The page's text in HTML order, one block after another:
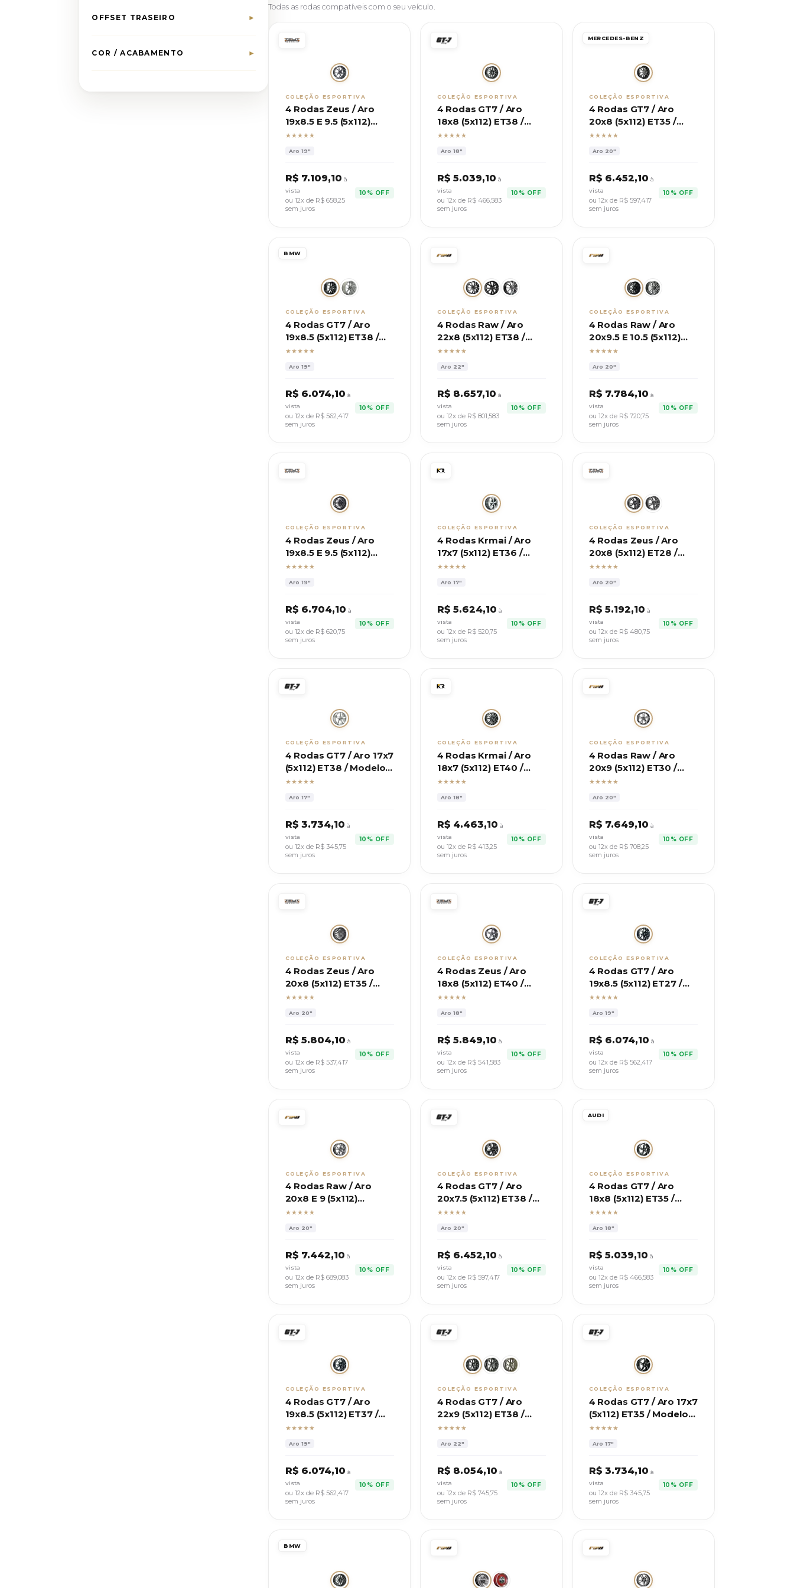
OFFSET TRASEIRO ►
COR / ACABAMENTO ►
Todas as rodas compatíveis com o seu veículo.
COLEÇÃO ESPORTIVA
4 Rodas Zeus / Aro
19x8.5 E 9.5 (5x112)
ET30/40 / Modelo BBS
★★★★★
Aro 19"
R$ 7.109,10 à
vista
ou 12x de R$ 658,25
sem juros
10% OFF
COLEÇÃO ESPORTIVA
4 Rodas GT7 / Aro
18x8 (5x112) ET38 /
Mod. Esportivas BMW
★★★★★
Aro 18"
R$ 5.039,10 à
vista
ou 12x de R$ 466,583
sem juros
10% OFF
MERCEDES-BENZ
COLEÇÃO ESPORTIVA
4 Rodas GT7 / Aro
20x8 (5x112) ET35 /
Mod. Mercedes AMG
★★★★★
Aro 20"
R$ 6.452,10 à
vista
ou 12x de R$ 597,417
sem juros
10% OFF
BMW
COLEÇÃO ESPORTIVA
4 Rodas GT7 / Aro
19x8.5 (5x112) ET38 /
Modelo BMW M2 CS
★★★★★
Aro 19"
R$ 6.074,10 à
vista
ou 12x de R$ 562,417
sem juros
10% OFF
COLEÇÃO ESPORTIVA
4 Rodas Raw / Aro
22x8 (5x112) ET38 /
Modelo Tiguan
★★★★★
Aro 22"
R$ 8.657,10 à
vista
ou 12x de R$ 801,583
sem juros
10% OFF
COLEÇÃO ESPORTIVA
4 Rodas Raw / Aro
20x9.5 E 10.5 (5x112)
ET37/40 / Modelo B45
★★★★★
Aro 20"
R$ 7.784,10 à
vista
ou 12x de R$ 720,75
sem juros
10% OFF
COLEÇÃO ESPORTIVA
4 Rodas Zeus / Aro
19x8.5 E 9.5 (5x112)
ET40 / Mod. Mercedes
★★★★★
Aro 19"
R$ 6.704,10 à
vista
ou 12x de R$ 620,75
sem juros
10% OFF
COLEÇÃO ESPORTIVA
4 Rodas Krmai / Aro
17x7 (5x112) ET36 /
Mod. E90 Ridler 645
★★★★★
Aro 17"
R$ 5.624,10 à
vista
ou 12x de R$ 520,75
sem juros
10% OFF
COLEÇÃO ESPORTIVA
4 Rodas Zeus / Aro
20x8 (5x112) ET28 /
Modelo ZWBX6 BMW
★★★★★
Aro 20"
R$ 5.192,10 à
vista
ou 12x de R$ 480,75
sem juros
10% OFF
COLEÇÃO ESPORTIVA
4 Rodas GT7 / Aro 17x7
(5x112) ET38 / Modelo
C-spec 2
★★★★★
Aro 17"
R$ 3.734,10 à
vista
ou 12x de R$ 345,75
sem juros
10% OFF
COLEÇÃO ESPORTIVA
4 Rodas Krmai / Aro
18x7 (5x112) ET40 /
Modelo S49 Audi
★★★★★
Aro 18"
R$ 4.463,10 à
vista
ou 12x de R$ 413,25
sem juros
10% OFF
COLEÇÃO ESPORTIVA
4 Rodas Raw / Aro
20x9 (5x112) ET30 /
Modelo Aero Legacy
★★★★★
Aro 20"
R$ 7.649,10 à
vista
ou 12x de R$ 708,25
sem juros
10% OFF
COLEÇÃO ESPORTIVA
4 Rodas Zeus / Aro
20x8 (5x112) ET35 /
Modelo Mercedes
★★★★★
Aro 20"
R$ 5.804,10 à
vista
ou 12x de R$ 537,417
sem juros
10% OFF
COLEÇÃO ESPORTIVA
4 Rodas Zeus / Aro
18x8 (5x112) ET40 /
Modelo Esportivo
★★★★★
Aro 18"
R$ 5.849,10 à
vista
ou 12x de R$ 541,583
sem juros
10% OFF
COLEÇÃO ESPORTIVA
4 Rodas GT7 / Aro
19x8.5 (5x112) ET27 /
Modelo BMW 320I
★★★★★
Aro 19"
R$ 6.074,10 à
vista
ou 12x de R$ 562,417
sem juros
10% OFF
COLEÇÃO ESPORTIVA
4 Rodas Raw / Aro
20x8 E 9 (5x112)
ET25/40 / Mod. BMW
★★★★★
Aro 20"
R$ 7.442,10 à
vista
ou 12x de R$ 689,083
sem juros
10% OFF
COLEÇÃO ESPORTIVA
4 Rodas GT7 / Aro
20x7.5 (5x112) ET38 /
Mod. Amarok Extreme
★★★★★
Aro 20"
R$ 6.452,10 à
vista
ou 12x de R$ 597,417
sem juros
10% OFF
AUDI
COLEÇÃO ESPORTIVA
4 Rodas GT7 / Aro
18x8 (5x112) ET35 /
Modelo SQ8
★★★★★
Aro 18"
R$ 5.039,10 à
vista
ou 12x de R$ 466,583
sem juros
10% OFF
COLEÇÃO ESPORTIVA
4 Rodas GT7 / Aro
19x8.5 (5x112) ET37 /
Modelo BMW 320I
★★★★★
Aro 19"
R$ 6.074,10 à
vista
ou 12x de R$ 562,417
sem juros
10% OFF
COLEÇÃO ESPORTIVA
4 Rodas GT7 / Aro
22x9 (5x112) ET38 /
Modelo GT Sport
★★★★★
Aro 22"
R$ 8.054,10 à
vista
ou 12x de R$ 745,75
sem juros
10% OFF
COLEÇÃO ESPORTIVA
4 Rodas GT7 / Aro 17x7
(5x112) ET35 / Modelo
MW110 Esportiva
★★★★★
Aro 17"
R$ 3.734,10 à
vista
ou 12x de R$ 345,75
sem juros
10% OFF
BMW